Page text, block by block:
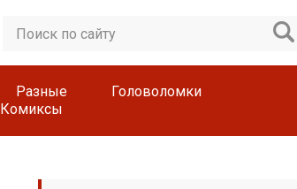
Разные
Головоломки
Комиксы